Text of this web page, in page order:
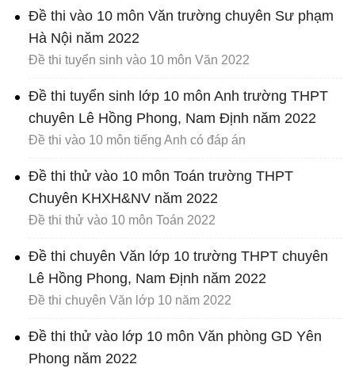
Đề thi vào 10 môn Văn trường chuyên Sư phạm
Hà Nội năm 2022
Đề thi tuyển sinh vào 10 môn Văn 2022
Đề thi tuyển sinh lớp 10 môn Anh trường THPT
chuyên Lê Hồng Phong, Nam Định năm 2022
Đề thi vào 10 môn tiếng Anh có đáp án
Đề thi thử vào 10 môn Toán trường THPT
Chuyên KHXH&NV năm 2022
Đề thi thử vào 10 môn Toán 2022
Đề thi chuyên Văn lớp 10 trường THPT chuyên
Lê Hồng Phong, Nam Định năm 2022
Đề thi chuyên Văn lớp 10 năm 2022
Đề thi thử vào lớp 10 môn Văn phòng GD Yên
Phong năm 2022